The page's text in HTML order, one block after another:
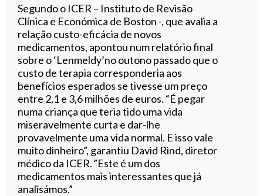
Segundo o ICER – Instituto de Revisão
Clínica e Económica de Boston -, que avalia a
relação custo-eficácia de novos
medicamentos, apontou num relatório final
sobre o ‘Lenmeldy’no outono passado que o
custo de terapia corresponderia aos
benefícios esperados se tivesse um preço
entre 2,1 e 3,6 milhões de euros. “É pegar
numa criança que teria tido uma vida
miseravelmente curta e dar-lhe
provavelmente uma vida normal. E isso vale
muito dinheiro”, garantiu David Rind, diretor
médico da ICER. ”Este é um dos
medicamentos mais interessantes que já
analisámos.”